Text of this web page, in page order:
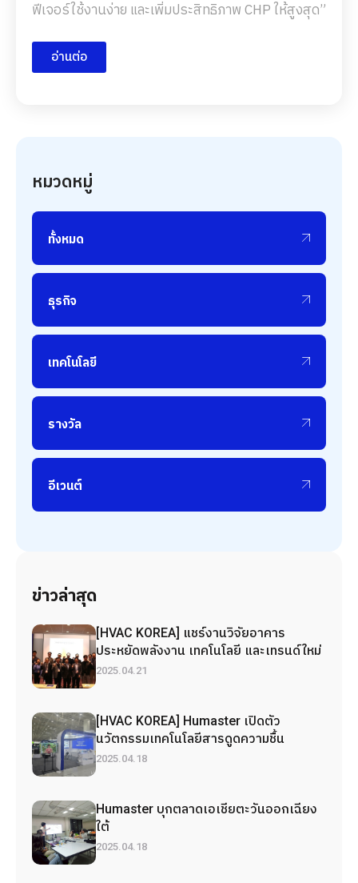
ฟีเจอร์ใช้งานง่าย และเพิ่มประสิทธิภาพ CHP ให้สูงสุด”
อ่านต่อ
หมวดหมู่
ทั้งหมด
ธุรกิจ
เทคโนโลยี
รางวัล
อีเวนต์
ข่าวล่าสุด
[HVAC KOREA] แชร์งานวิจัยอาคาร
ประหยัดพลังงาน เทคโนโลยี และเทรนด์ใหม่
2025.04.21
[HVAC KOREA] Humaster เปิดตัว
นวัตกรรมเทคโนโลยีสารดูดความชื้น
2025.04.18
Humaster บุกตลาดเอเชียตะวันออกเฉียง
ใต้
2025.04.18